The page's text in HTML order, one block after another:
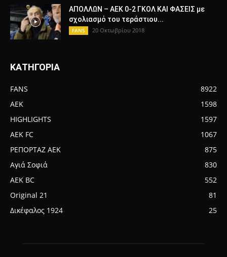
ΑΠΟΛΛΩΝ – ΑΕΚ 0-2 ΓΚΟΛ ΚΑΙ ΦΑΣΕΙΣ με
σχολιασμό του τεράστιου...
FANS 20 Οκτωβρίου 2018
ΚΑΤΗΓΟΡΙΑ
FANS
8922
AEK
1598
HIGHLIGHTS
1597
AEK FC
1067
ΡΕΠΟΡΤΑΖ ΑΕΚ
875
Αγιά Σοφιά
830
AEK BC
552
Original 21
81
Δικέφαλος 1924
25